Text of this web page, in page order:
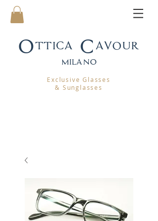
Ottica Cavour
milano
Exclusive Glasses
& Sunglasses